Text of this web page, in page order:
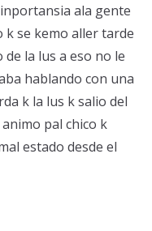
ala gente
k se kemo aller tarde
la lus a eso no le
hablando con una
k la lus k salio del
pal chico k
estado desde el